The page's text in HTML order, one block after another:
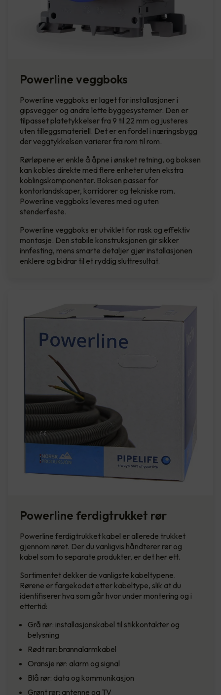
Powerline veggboks
Powerline veggboks er laget for installasjoner i
gipsvegger og andre lette byggesystemer. Den er
tilpasset platetykkelser fra 9 til 22 mm og justeres
uten tilleggsmateriell. Det er en fordel i næringsbygg
der veggtykkelsen varierer fra rom til rom.
Rørløpene er enkle å åpne i ønsket retning, og boksen
kan kobles direkte med flere enheter uten ekstra
koblingskomponenter. Boksen passer for
kontorlandskaper, korridorer og tekniske rom.
Powerline veggboks leveres med og uten
stenderfeste.
Powerline veggboks er utviklet for rask og effektiv
montasje. Den stabile konstruksjonen gir sikker
innfesting, mens smarte detaljer gjør installasjonen
enklere og bidrar til et ryddig sluttresultat.
Powerline ferdigtrukket rør
Powerline ferdigtrukket kabel er allerede trukket
gjennom røret. Der du vanligvis håndterer rør og
kabel som to separate produkter, er det her ett.
Sortimentet dekker de vanligste kabeltypene.
Rørene er fargekodet etter kabeltype, slik at du
identifiserer hva som går hvor under montering og i
ettertid:
Grå rør: installasjonskabel til stikkontakter og
belysning
Rødt rør: brannalarmkabel
Oransje rør: alarm og signal
Blå rør: data og kommunikasjon
Grønt rør: antenne og TV